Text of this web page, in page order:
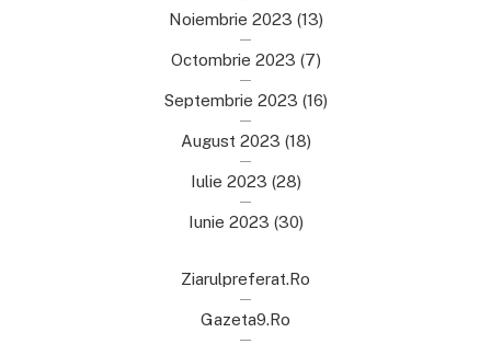
Noiembrie 2023 (13)
Octombrie 2023 (7)
Septembrie 2023 (16)
August 2023 (18)
Iulie 2023 (28)
Iunie 2023 (30)
Ziarulpreferat.ro
Gazeta9.ro